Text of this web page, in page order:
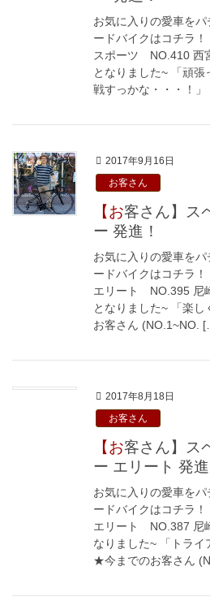
お気に入りの愛車を
ードバイクはコチラ
スポーツ NO.410 西
となりました~ 「頑
戦すっかな・・・！
2017年9月16日
お客さん
【お客さん】スペシャライズド アレ
ー 発進！
お気に入りの愛車を
ードバイクはコチラ
エリート NO.395 尼
となりました~ 「楽
お客さん (NO.1~NO.
2017年8月18日
お客さん
【お客さん】スペシャライズド アレ
ー エリート 発進
お気に入りの愛車を
ードバイクはコチラ
エリート NO.387 尼
なりました~ 「トライ
★今までのお客さん